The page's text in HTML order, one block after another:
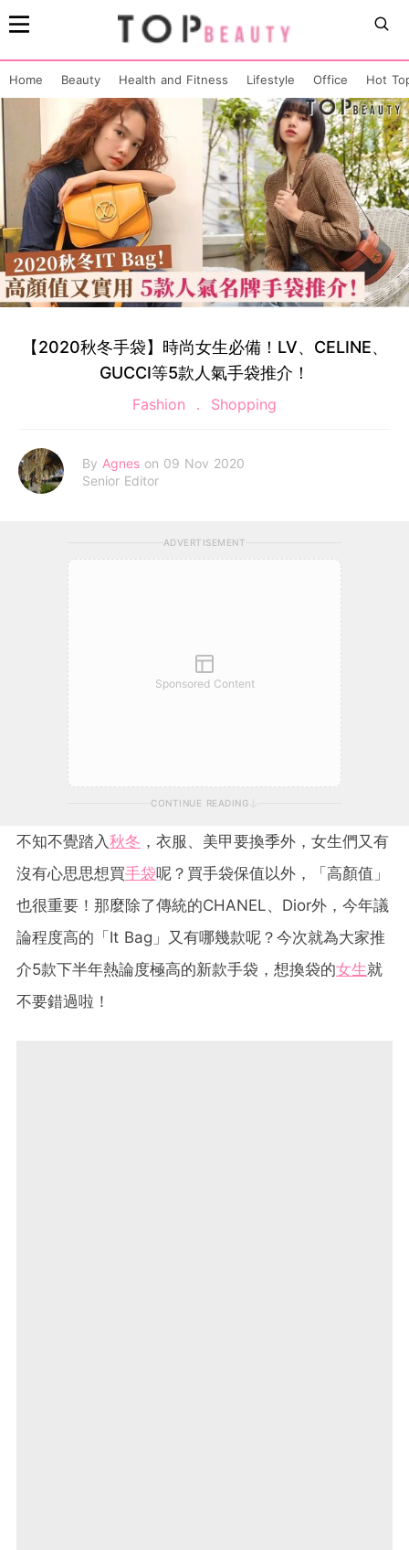
Home Beauty Health and Fitness Lifestyle Office Hot
【2020秋冬手袋】時尚女生必備！LV、CELINE、
GUCCI等5款人氣手袋推介！
Fashion Shopping
By Agnes on 09 Nov 2020
Senior Editor
ADVERTISEMENT
Sponsored Content
CONTINUE READING
不知不覺踏入 秋冬 ，衣服、美甲要換季外，女生們又有
沒有心思思想買手袋呢？買手袋保值以外，「高顏值」
也很重要！那麼除了傳統的CHANEL、Dior外，今年議
論程度高的「It Bag」又有哪幾款呢？今次就為大家推
介5款下半年熱論度極高的新款手袋，想換袋的女生就
不要錯過啦！